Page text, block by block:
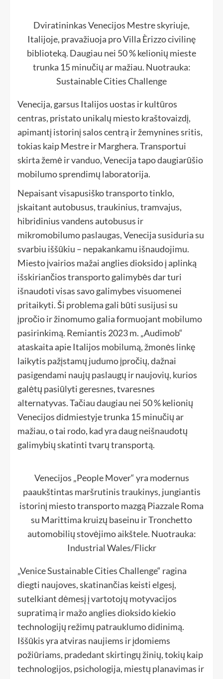
Dviratininkas Venecijos Mestre skyriuje,
Italijoje, pravažiuoja pro Villa Èrizzo civilinę
biblioteką. Daugiau nei 50 % kelionių mieste
trunka 15 minučių ar mažiau. Nuotrauka:
Sustainable Cities Challenge
Venecija, garsus Italijos uostas ir kultūros
centras, pristato unikalų miesto kraštovaizdį,
apimantį istorinį salos centrą ir žemynines sritis,
tokias kaip Mestre ir Marghera. Transportui
skirta žemė ir vanduo, Venecija tapo daugiarūšio
mobilumo sprendimų laboratorija.
Nepaisant visapusiško transporto tinklo,
įskaitant autobusus, traukinius, tramvajus,
hibridinius vandens autobusus ir
mikromobilumo paslaugas, Venecija susiduria su
svarbiu iššūkiu – nepakankamu išnaudojimu.
Miesto įvairios mažai anglies dioksido į aplinką
išskiriančios transporto galimybės dar turi
išnaudoti visas savo galimybes visuomenei
pritaikyti. Ši problema gali būti susijusi su
įpročio ir žinomumo galia formuojant mobilumo
pasirinkimą. Remiantis 2023 m. „Audimob“
ataskaita apie Italijos mobilumą, žmonės linkę
laikytis pažįstamų judumo įpročių, dažnai
pasigendami naujų paslaugų ir naujovių, kurios
galėtų pasiūlyti geresnes, tvaresnes
alternatyvas. Tačiau daugiau nei 50 % kelionių
Venecijos didmiestyje trunka 15 minučių ar
mažiau, o tai rodo, kad yra daug neišnaudotų
galimybių skatinti tvarų transportą.
Venecijos „People Mover“ yra modernus
paaukštintas maršrutinis traukinys, jungiantis
istorinį miesto transporto mazgą Piazzale Roma
su Marittima kruizų baseinu ir Tronchetto
automobilių stovėjimo aikštele. Nuotrauka:
Industrial Wales/Flickr
„Venice Sustainable Cities Challenge“ ragina
diegti naujoves, skatinančias keisti elgesį,
sutelkiant dėmesį į vartotojų motyvacijos
supratimą ir mažo anglies dioksido kiekio
technologijų režimų patrauklumo didinimą.
Iššūkis yra atviras naujiems ir įdomiems
požiūriams, pradedant skirtingų žinių, tokių kaip
technologijos, psichologija, miestų planavimas ir